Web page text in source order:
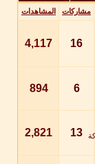
مشاركات المشاهدات
16
4,117
6
894
13
2,821